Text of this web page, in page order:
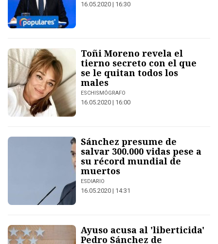
16.05.2020 | 16:30
Toñi Moreno revela el
tierno secreto con el que
se le quitan todos los
males
ESCHISMÓGRAFO
16.05.2020 | 16:00
Sánchez presume de
salvar 300.000 vidas pese a
su récord mundial de
muertos
ESDIARIO
16.05.2020 | 14:31
Ayuso acusa al 'liberticida'
Pedro Sánchez de